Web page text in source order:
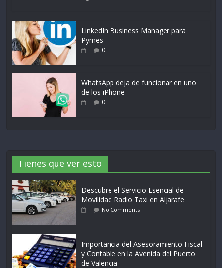
LinkedIn Business Manager para
Pymes
0
WhatsApp deja de funcionar en uno
de los iPhone
0
Tienes que ver esto
Descubre el Servicio Esencial de
Movilidad Radio Taxi en Aljarafe
No Comments
Importancia del Asesoramiento Fiscal
y Contable en la Avenida del Puerto
de Valencia